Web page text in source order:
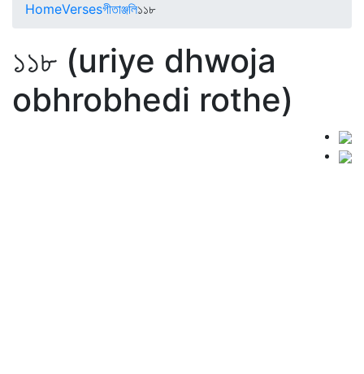
HomeVersesগীতাঞ্জলি১১৮
১১৮ (uriye dhwoja
obhrobhedi rothe)